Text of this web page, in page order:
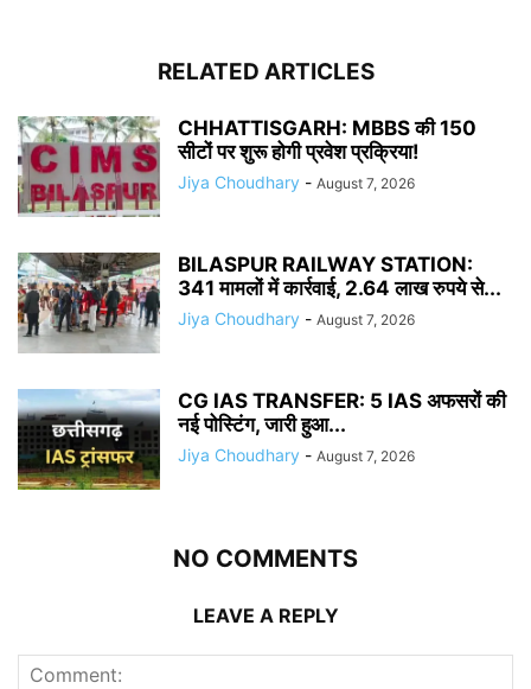
RELATED ARTICLES
CHHATTISGARH: MBBS की 150
सीटों पर शुरू होगी प्रवेश प्रक्रिया!
Jiya Choudhary - August 7, 2026
BILASPUR RAILWAY STATION:
341 मामलों में कार्रवाई, 2.64 लाख रुपये से...
Jiya Choudhary - August 7, 2026
CG IAS TRANSFER: 5 IAS अफसरों की
नई पोस्टिंग, जारी हुआ...
Jiya Choudhary - August 7, 2026
NO COMMENTS
LEAVE A REPLY